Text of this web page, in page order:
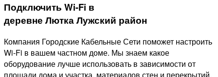
Подключить Wi-Fi в
деревне Лютка Лужский район
Компания Городские Кабельные Сети поможет настроить
Wi-Fi в вашем частном доме. Мы знаем какое
оборудование лучше использовать в зависимости от
площади дома и участка, материалов стен и перекрытий.